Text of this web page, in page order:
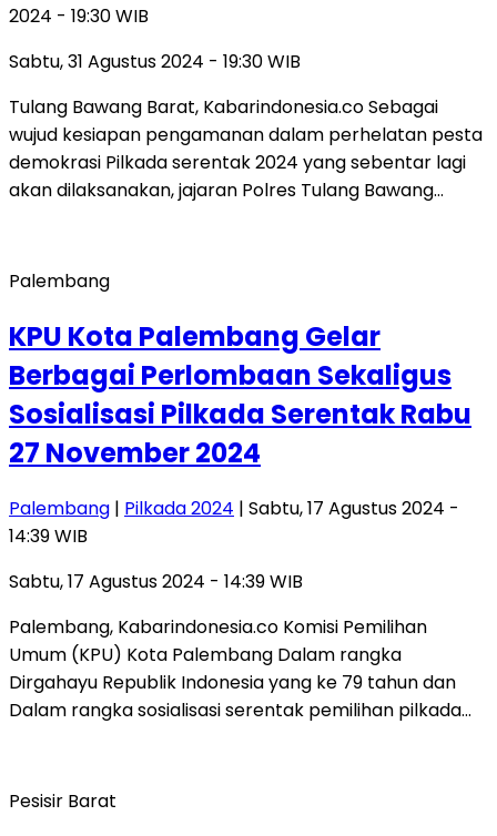
2024 - 19:30 WIB
Sabtu, 31 Agustus 2024 - 19:30 WIB
Tulang Bawang Barat, Kabarindonesia.co Sebagai
wujud kesiapan pengamanan dalam perhelatan pesta
demokrasi Pilkada serentak 2024 yang sebentar lagi
akan dilaksanakan, jajaran Polres Tulang Bawang…
Palembang
KPU Kota Palembang Gelar
Berbagai Perlombaan Sekaligus
Sosialisasi Pilkada Serentak Rabu
27 November 2024
Palembang | Pilkada 2024 | Sabtu, 17 Agustus 2024 -
14:39 WIB
Sabtu, 17 Agustus 2024 - 14:39 WIB
Palembang, Kabarindonesia.co Komisi Pemilihan
Umum (KPU) Kota Palembang Dalam rangka
Dirgahayu Republik Indonesia yang ke 79 tahun dan
Dalam rangka sosialisasi serentak pemilihan pilkada…
Pesisir Barat